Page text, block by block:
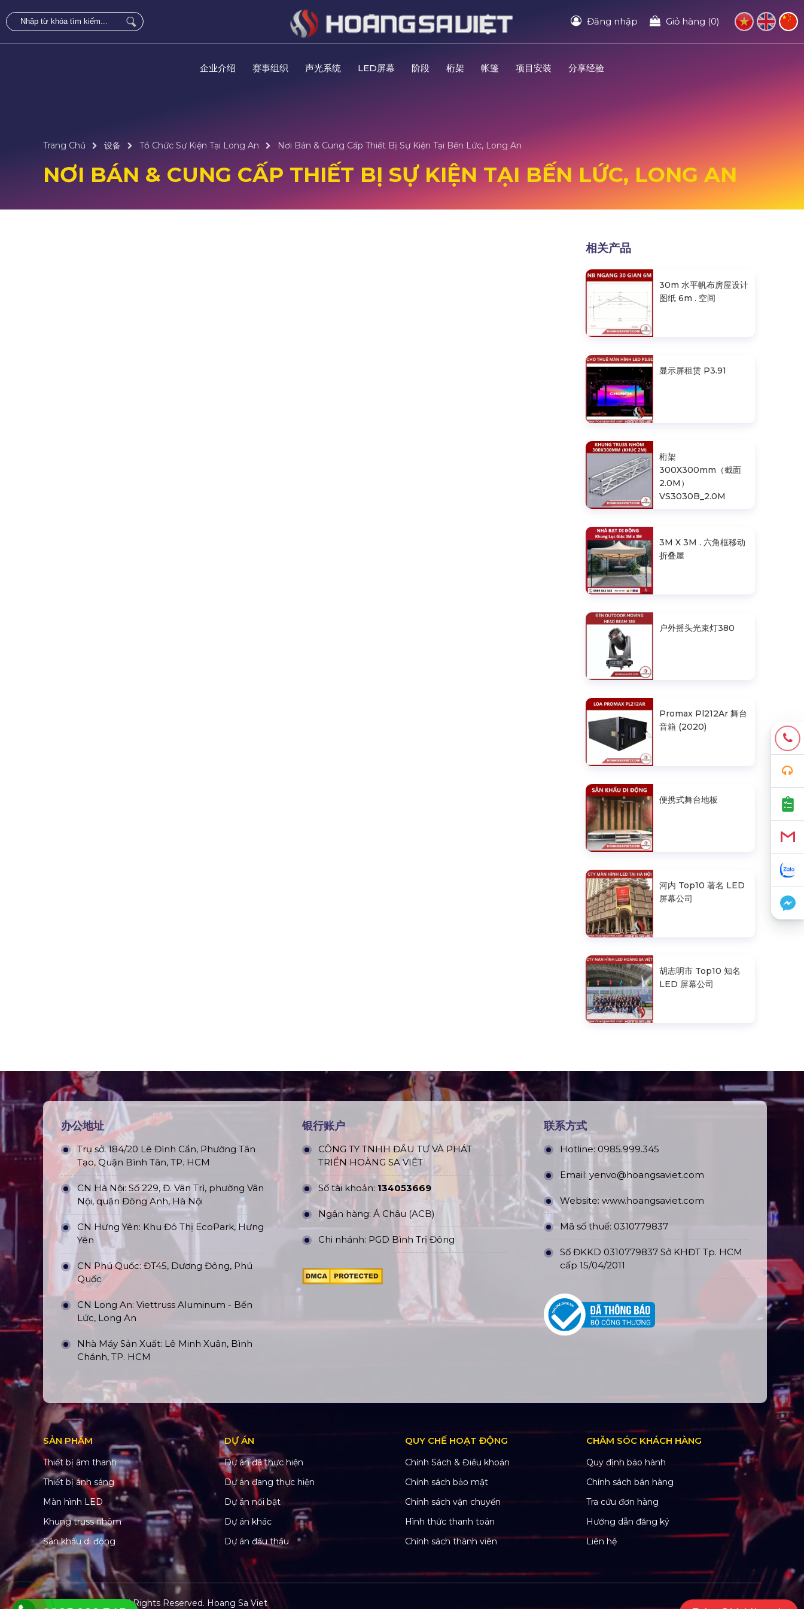
Đăng nhập Giỏ hàng (0)
企业介绍 赛事组织 声光系统 LED屏幕 阶段 桁架 帐篷 项目安装 分享经验
Trang Chủ 设备 Tổ Chức Sự Kiện Tại Long An Nơi Bán & Cung Cấp Thiết Bị Sự Kiện Tại Bến Lức, Long An
NƠI BÁN & CUNG CẤP THIẾT BỊ SỰ KIỆN TẠI BẾN LỨC, LONG AN
相关产品
30m 水平帆布房屋设计
图纸 6m . 空间
显示屏租赁 P3.91
桁架
300X300mm（截面
2.0M）
VS3030B_2.0M
3M X 3M . 六角框移动
折叠屋
户外摇头光束灯380
Promax Pl212Ar 舞台
音箱 (2020)
便携式舞台地板
河内 Top10 著名 LED
屏幕公司
胡志明市 Top10 知名
LED 屏幕公司
办公地址
Trụ sở: 184/20 Lê Đình Cẩn, Phường Tân
Tạo, Quận Bình Tân, TP. HCM
CN Hà Nội: Số 229, Đ. Vân Trì, phường Vân
Nội, quận Đông Anh, Hà Nội
CN Hưng Yên: Khu Đô Thị EcoPark, Hưng
Yên
CN Phú Quốc: ĐT45, Dương Đông, Phú
Quốc
CN Long An: Viettruss Aluminum - Bến
Lức, Long An
Nhà Máy Sản Xuất: Lê Minh Xuân, Bình
Chánh, TP. HCM
银行账户
CÔNG TY TNHH ĐẦU TƯ VÀ PHÁT
TRIỂN HOÀNG SA VIỆT
Số tài khoản: 134053669
Ngân hàng: Á Châu (ACB)
Chi nhánh: PGD Bình Trị Đông
联系方式
Hotline: 0985.999.345
Email: yenvo@hoangsaviet.com
Website: www.hoangsaviet.com
Mã số thuế: 0310779837
Số ĐKKD 0310779837 Sở KHĐT Tp. HCM
cấp 15/04/2011
SẢN PHẨM
Thiết bị âm thanh
Thiết bị ánh sáng
Màn hình LED
Khung truss nhôm
Sân khấu di động
DỰ ÁN
Dự án đã thực hiện
Dự án đang thực hiện
Dự án nổi bật
Dự án khác
Dự án đấu thầu
QUY CHẾ HOẠT ĐỘNG
Chính Sách & Điều khoản
Chính sách bảo mật
Chính sách vận chuyển
Hình thức thanh toán
Chính sách thành viên
CHĂM SÓC KHÁCH HÀNG
Quy định bảo hành
Chính sách bán hàng
Tra cứu đơn hàng
Hướng dẫn đăng ký
Liên hệ
© Copyright 2022. All Rights Reserved. Hoang Sa Viet